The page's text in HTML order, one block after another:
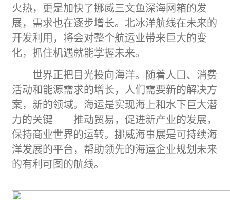
火热，更是加快了挪威三文鱼深海网箱的发
展，需求也在逐步增长。北冰洋航线在未来的
开发利用，将会对整个航运业带来巨大的变
化，抓住机遇就能掌握未来。
世界正把目光投向海洋。随着人口、消费
活动和能源需求的增长，人们需要新的解决方
案，新的领域。海运是实现海上和水下巨大潜
力的关键——推动贸易，促进新产业的发展，
保持商业世界的运转。 挪威海事展是可持续海
洋发展的平台，帮助领先的海运企业规划未来
的有利可图的航线。